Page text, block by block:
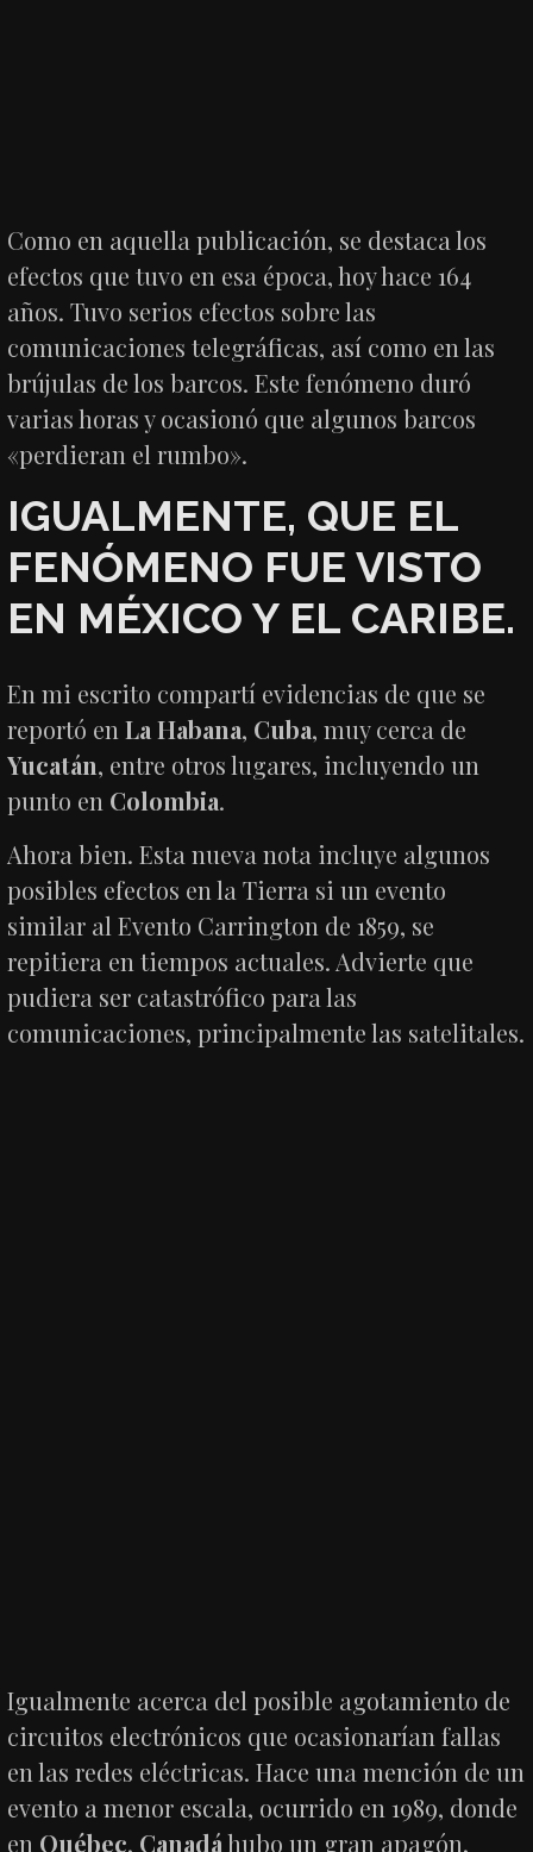
Como en aquella publicación, se destaca los
efectos que tuvo en esa época, hoy hace 164
años. Tuvo serios efectos sobre las
comunicaciones telegráficas, así como en las
brújulas de los barcos. Este fenómeno duró
varias horas y ocasionó que algunos barcos
«perdieran el rumbo».
IGUALMENTE, QUE EL
FENÓMENO FUE VISTO
EN MÉXICO Y EL CARIBE.
En mi escrito compartí evidencias de que se
reportó enLa Habana, Cuba, muy cerca de
Yucatán, entre otros lugares, incluyendo un
punto en Colombia.
Ahora bien. Esta nueva nota incluye algunos
posibles efectos en la Tierra si un evento
similar al Evento Carrington de 1859, se
repitiera en tiempos actuales. Advierte que
pudiera ser catastrófico para las
comunicaciones, principalmente las satelitales.
Igualmente acerca del posible agotamiento de
circuitos electrónicos que ocasionarían fallas
en las redes eléctricas. Hace una mención de un
evento a menor escala, ocurrido en 1989, donde
en Québec, Canadáhubo un gran apagón,